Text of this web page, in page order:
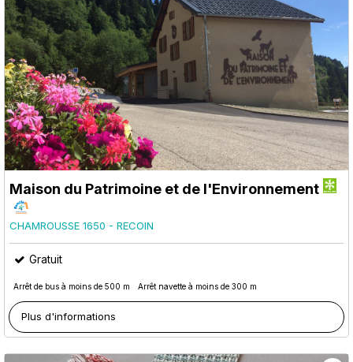
Maison du Patrimoine et de l'Environnement
CHAMROUSSE 1650 - RECOIN
Gratuit
Arrêt de bus à moins de 500 m Arrêt navette à moins de 300 m
Plus d'informations